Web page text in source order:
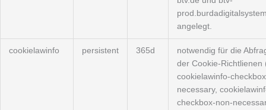
angelegt.
cookielawinfo persistent 365d
notwendig für die
der Cookie-Richtlienen
cookielawinfo-
necessary,
checkbox-non-